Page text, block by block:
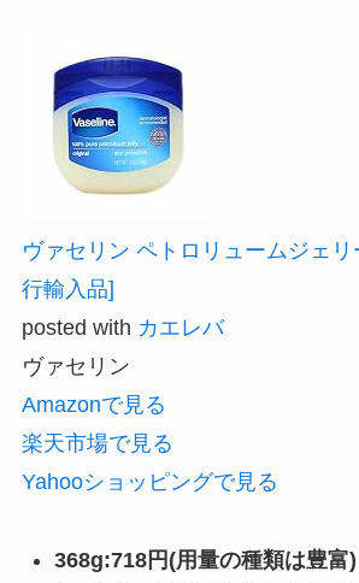
ヴァセリン ペトロリュームジェ
行輸入品]
posted with カエレバ
ヴァセリン
Amazonで見る
楽天市場で見る
Yahooショッピングで見る
368g:718円(用量の種類は豊富)